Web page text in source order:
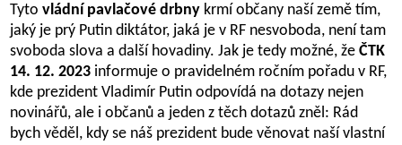
Tytovládní pavlačové drbny krmí občany naší země tím,
jaký je prý Putin diktátor, jaká je v RF nesvoboda, není tam
svoboda slova a další hovadiny. Jak je tedy možné, žeČTK
14. 12. 2023 informuje o pravidelném ročním pořadu v RF,
kde prezident Vladimír Putin odpovídá na dotazy nejen
novinářů, ale i občanů a jeden z těch dotazů zněl: Rád
bych věděl, kdy se náš prezident bude věnovat naší vlastní